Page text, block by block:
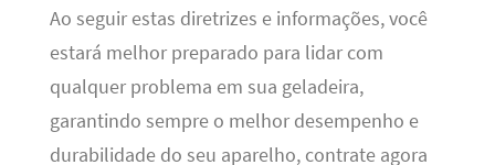
Ao seguir estas diretrizes e informações, você
estará melhor preparado para lidar com
qualquer problema em sua geladeira,
garantindo sempre o melhor desempenho e
durabilidade do seu aparelho, contrate agora